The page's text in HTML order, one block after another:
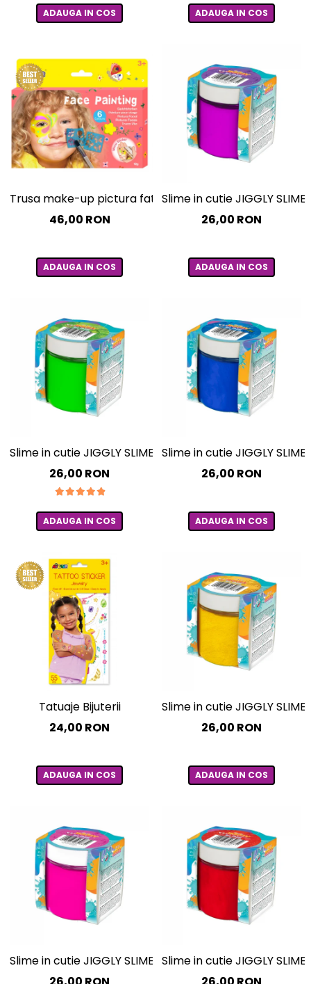
ADAUGA IN COS ADAUGA IN COS
Trusa make-up pictura fata cu sabloane incluse -
46,00 RON
ADAUGA IN COS
Slime in cutie JIGGLY
26,00 RON
ADAUGA IN COS
Slime in cutie JIGGLY SLIME – mar verde, 100 g
26,00 RON
ADAUGA IN COS
Slime in cutie JIGGLY
26,00 RON
ADAUGA IN COS
Tatuaje Bijuterii
24,00 RON
ADAUGA IN COS
Slime in cutie JIGGLY
26,00 RON
ADAUGA IN COS
Slime in cutie JIGGLY SLIME – roz perlat, 100 g
Slime in cutie JIGGLY